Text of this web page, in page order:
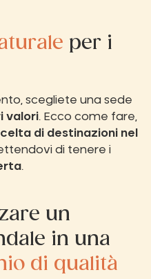
per i
scegliete una sede
valori. Ecco come fare,
di destinazioni nel
di tenere i
.
un
in una
di qualità